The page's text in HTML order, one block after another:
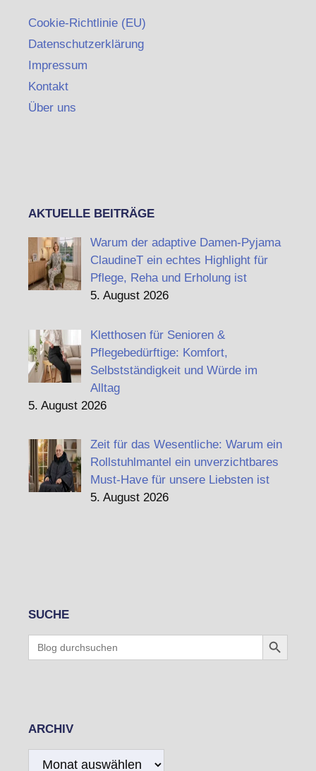
Cookie-Richtlinie (EU)
Datenschutzerklärung
Impressum
Kontakt
Über uns
AKTUELLE BEITRÄGE
Warum der adaptive Damen-Pyjama
ClaudineT ein echtes Highlight für
Pflege, Reha und Erholung ist
5. August 2026
Kletthosen für Senioren &
Pflegebedürftige: Komfort,
Selbstständigkeit und Würde im
Alltag
5. August 2026
Zeit für das Wesentliche: Warum ein
Rollstuhlmantel ein unverzichtbares
Must-Have für unsere Liebsten ist
5. August 2026
SUCHE
Search
for:
Search Button
ARCHIV